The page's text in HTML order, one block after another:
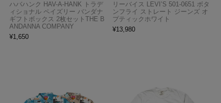
ハバハンク HAV-A-HANK トラデ
ィショナル ペイズリー バンダナ
ギフトボックス 2枚セットTHE B
ANDANNA COMPANY
¥1,650
リーバイス LEVI’S 501-0651 ボタ
ンフライ ストレート ジーンズ オ
プティックホワイト
¥13,980